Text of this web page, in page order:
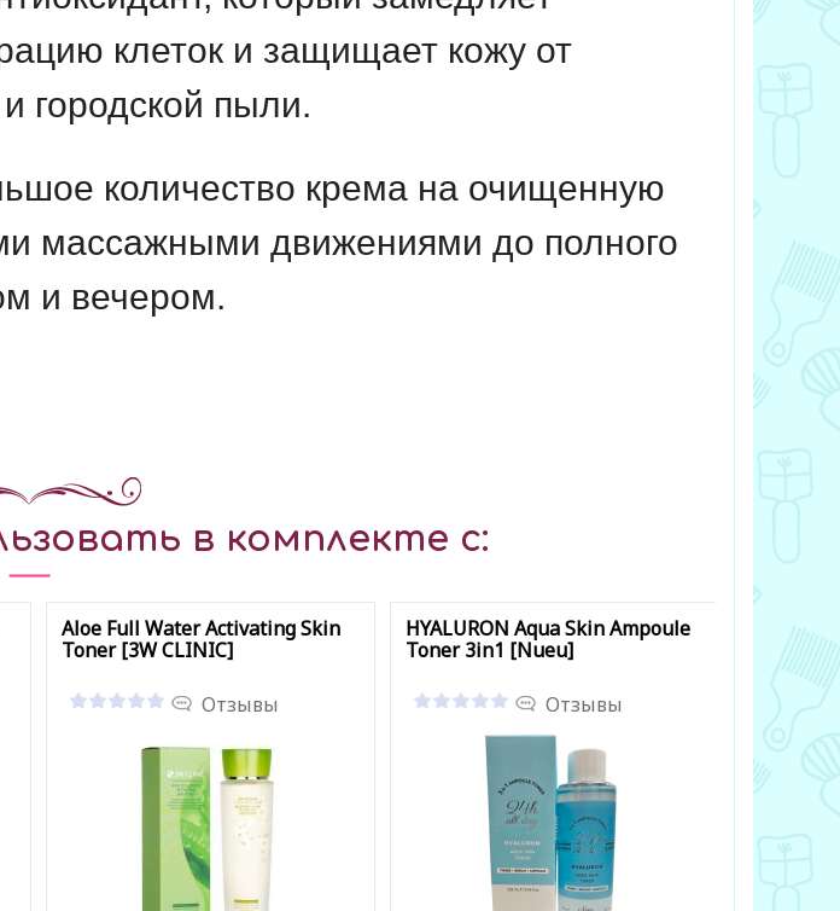
клеток и защищает кожу от
городской пыли.
количество крема на очищенную
массажными движениями до полного
и вечером.
в комплекте с:
Aloe Full Water Activating Skin
Toner [3W CLINIC]
Отзывы
HYALURON Aqua Skin Ampoule
Toner 3in1 [Nueu]
Отзывы